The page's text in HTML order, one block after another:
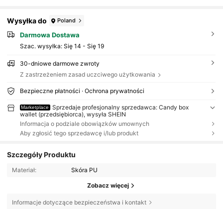
Wysyłka do Poland
Darmowa Dostawa
Szac. wysyłka: Się 14 - Się 19
30-dniowe darmowe zwroty
Z zastrzeżeniem zasad uczciwego użytkowania
Bezpieczne płatności · Ochrona prywatności
Marketplace
Sprzedaje profesjonalny sprzedawca: Candy box
wallet (przedsiębiorca), wysyła SHEIN
Informacja o podziale obowiązków umownych
Aby zgłosić tego sprzedawcę i/lub produkt
Szczegóły Produktu
Materiał: Skóra PU
Zobacz więcej
Informacje dotyczące bezpieczeństwa i kontakt